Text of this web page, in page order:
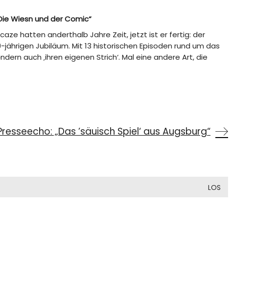
Wiesn und der Comic“
hatten anderthalb Jahre Zeit, jetzt ist er fertig: der
Jubiläum. Mit 13 historischen Episoden rund um das
auch ‚ihren eigenen Strich‘. Mal eine andere Art, die
„Das ’säuisch Spiel‘ aus Augsburg“